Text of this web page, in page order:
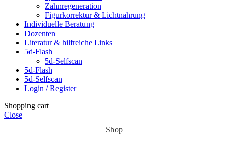
Zahnregeneration
Figurkorrektur & Lichtnahrung
Individuelle Beratung
Dozenten
Literatur & hilfreiche Links
5d-Flash
5d-Selfscan
5d-Flash
5d-Selfscan
Login / Register
Shopping cart
Close
Shop